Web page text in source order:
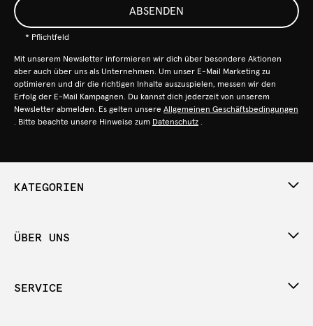
ABSENDEN
* Pflichtfeld
Mit unserem Newsletter informieren wir dich über besondere Aktionen
aber auch über uns als Unternehmen. Um unser E-Mail Marketing zu
optimieren und dir die richtigen Inhalte auszuspielen, messen wir den
Erfolg der E-Mail Kampagnen. Du kannst dich jederzeit von unserem
Newsletter abmelden. Es gelten unsere Allgemeinen Geschäftsbedingungen
. Bitte beachte unsere Hinweise zum Datenschutz .
KATEGORIEN
ÜBER UNS
SERVICE